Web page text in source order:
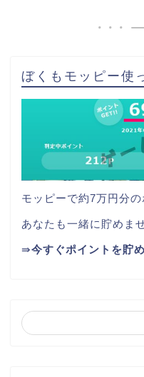
ぼくもモッピー使
モッピーで約7万円分
あなたも一緒に貯めま
⇛今すぐポイントを貯